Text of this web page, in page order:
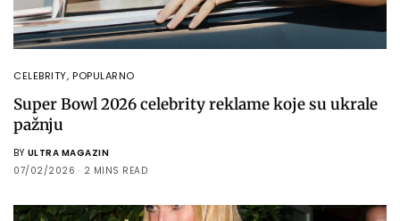
CELEBRITY,POPULARNO
Super Bowl 2026 celebrity reklame koje su ukrale
pažnju
BY ULTRA MAGAZIN
07/02/2026
2 MINS READ